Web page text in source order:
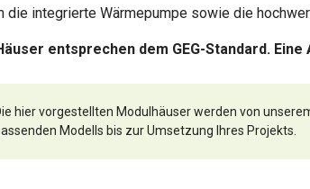
die integrierte Wärmepumpe sowie die
entsprechen dem GEG-Standard.
hier vorgestellten Modulhäuser werden von
Modells bis zur Umsetzung Ihres Projekts.